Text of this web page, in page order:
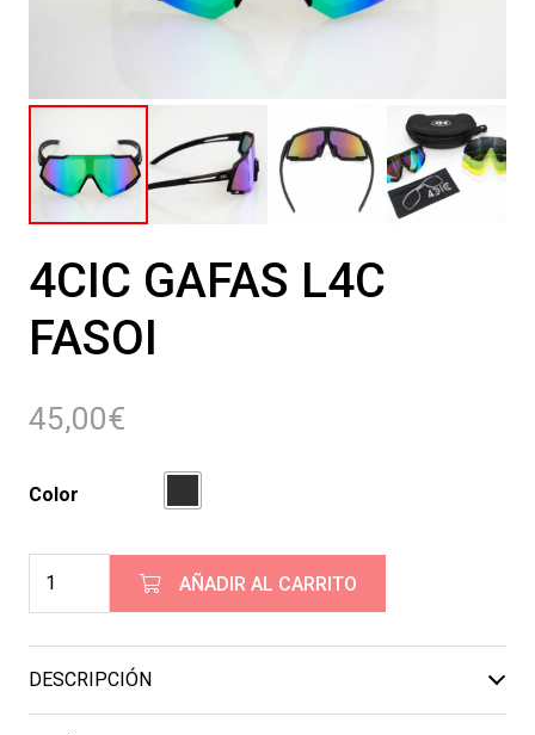
4CIC GAFAS L4C
FASOI
45,00€
Color
Fasoi
AÑADIR AL CARRITO
DESCRIPCIÓN